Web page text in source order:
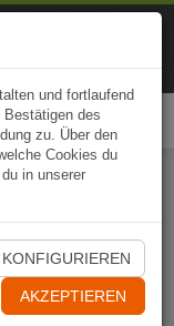
und fortlaufend
des
zu. Über den
Cookies du
in unserer
KONFIGURIEREN
AKZEPTIEREN